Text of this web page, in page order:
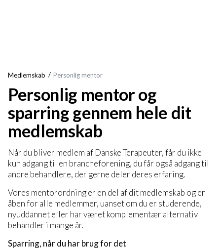
Medlemskab Personlig mentor
Personlig mentor og
sparring gennem hele dit
medlemskab
Når du bliver medlem af Danske Terapeuter, får du ikke
kun adgang til en brancheforening, du får også adgang til
andre behandlere, der gerne deler deres erfaring.
Vores mentorordning er en del af dit medlemskab og er
åben for alle medlemmer, uanset om du er studerende,
nyuddannet eller har været komplementær alternativ
behandler i mange år.
Sparring, når du har brug for det